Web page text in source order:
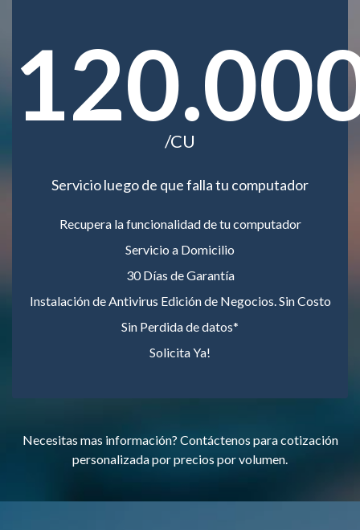
/CU
Servicio luego de que falla tu computador
Recupera la funcionalidad de tu computador
Servicio a Domicilio
30 Días de Garantía
Instalación de Antivirus Edición de Negocios. Sin Costo
Sin Perdida de datos*
Solicita Ya!
Necesitas mas información? Contáctenos para cotización
personalizada por precios por volumen.